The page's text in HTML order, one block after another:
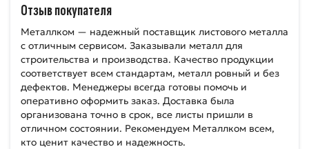
Отзыв покупателя
Металлком — надежный поставщик листового металла
с отличным сервисом. Заказывали металл для
строительства и производства. Качество продукции
соответствует всем стандартам, металл ровный и без
дефектов. Менеджеры всегда готовы помочь и
оперативно оформить заказ. Доставка была
организована точно в срок, все листы пришли в
отличном состоянии. Рекомендуем Металлком всем,
кто ценит качество и надежность.